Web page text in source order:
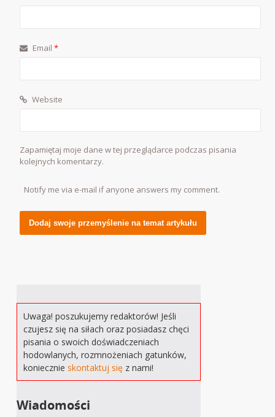
Email*
Website
Zapamiętaj moje dane w tej przeglądarce podczas pisania
kolejnych komentarzy.
Notify me via e-mail if anyone answers my comment.
Uwaga! poszukujemy redaktorów! Jeśli
czujesz się na siłach oraz posiadasz chęci
pisania o swoich doświadczeniach
hodowlanych, rozmnożeniach gatunków,
koniecznieskontaktuj się z nami!
Wiadomości